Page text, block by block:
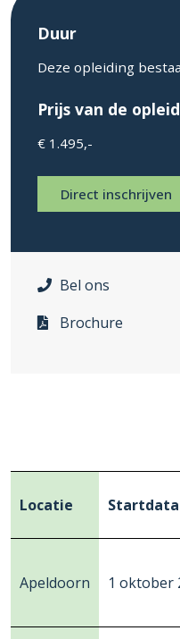
Duur
Deze opleiding
Prijs van de
€ 1.495,-
Direct inschrijven
Bel ons
Brochure
Locatie Startdata
Apeldoorn 1 oktober